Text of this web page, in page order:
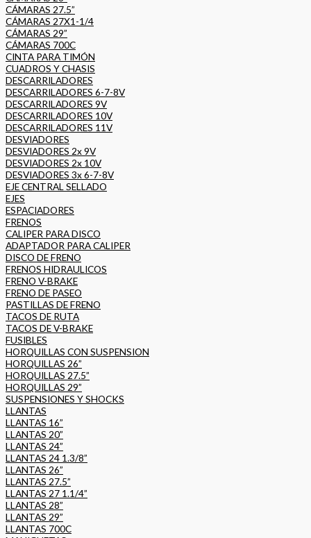
CÁMARAS 27.5”
CÁMARAS 27X1-1/4
CÁMARAS 29”
CÁMARAS 700C
CINTA PARA TIMÓN
CUADROS Y CHASIS
DESCARRILADORES
DESCARRILADORES 6-7-8V
DESCARRILADORES 9V
DESCARRILADORES 10V
DESCARRILADORES 11V
DESVIADORES
DESVIADORES 2x 9V
DESVIADORES 2x 10V
DESVIADORES 3x 6-7-8V
EJE CENTRAL SELLADO
EJES
ESPACIADORES
FRENOS
CALIPER PARA DISCO
ADAPTADOR PARA CALIPER
DISCO DE FRENO
FRENOS HIDRAULICOS
FRENO V-BRAKE
FRENO DE PASEO
PASTILLAS DE FRENO
TACOS DE RUTA
TACOS DE V-BRAKE
FUSIBLES
HORQUILLAS CON SUSPENSION
HORQUILLAS 26”
HORQUILLAS 27.5”
HORQUILLAS 29”
SUSPENSIONES Y SHOCKS
LLANTAS
LLANTAS 16”
LLANTAS 20”
LLANTAS 24”
LLANTAS 24 1.3/8”
LLANTAS 26”
LLANTAS 27.5”
LLANTAS 27 1.1/4”
LLANTAS 28”
LLANTAS 29”
LLANTAS 700C